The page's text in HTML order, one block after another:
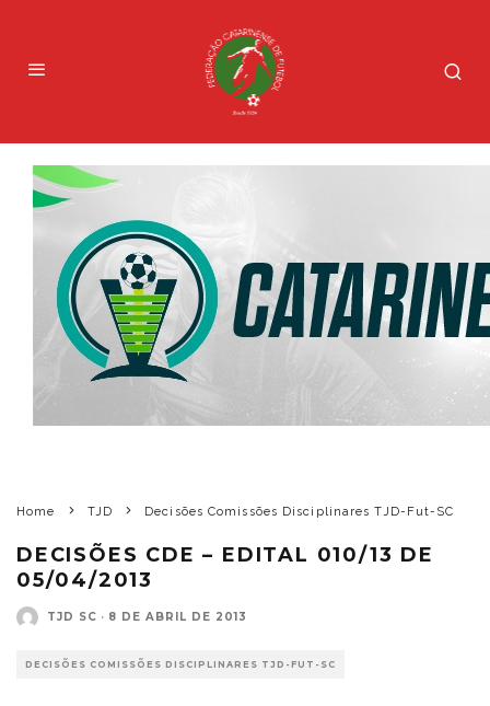
Home TJD Decisões Comissões Disciplinares TJD-Fut-SC
DECISÕES CDE – EDITAL 010/13 DE
05/04/2013
TJD SC · 8 DE ABRIL DE 2013
DECISÕES COMISSÕES DISCIPLINARES TJD-FUT-SC